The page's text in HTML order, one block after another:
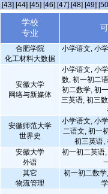
[43] [44] [45] [46] [47] [48] [49]
学校
专业
合肥学院
化工材料大数据
小学语文, 小
安徽大学
网络与新媒体
小学语文, 小
数, 初一初二
初二数学, 初
三英语, 初三
安徽师范大学
世界史
小学语文, 小
二语文, 初一
初三英语,
安徽大学
外语
初一初二英语
其它
物流管理
初一初二数